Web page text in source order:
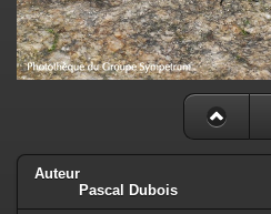
Auteur
Pascal Dubois